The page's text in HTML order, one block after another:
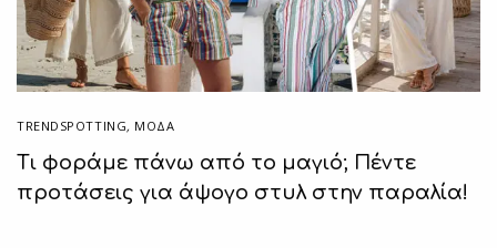
TRENDSPOTTING, ΜΟΔΑ
Τι φοράμε πάνω από το μαγιό; Πέντε
προτάσεις για άψογο στυλ στην παραλία!